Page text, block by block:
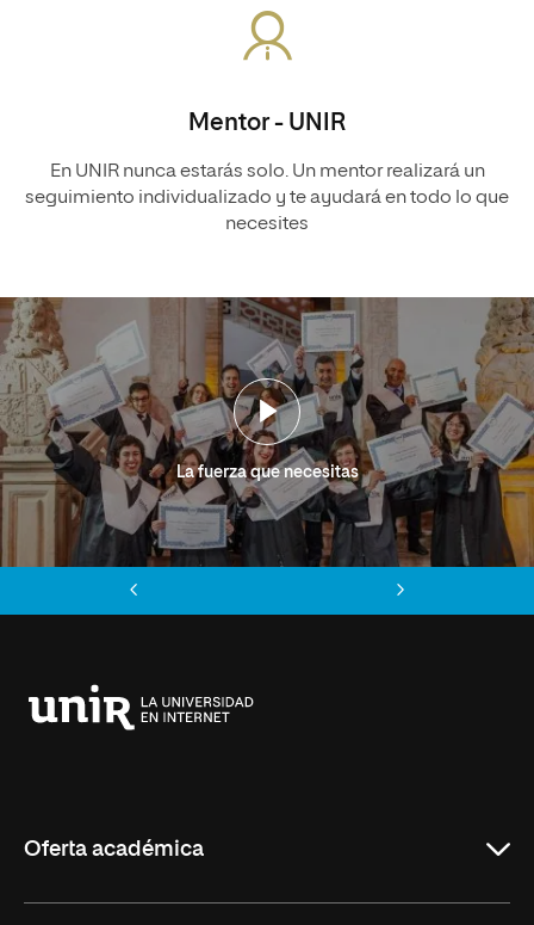
Mentor - UNIR
En UNIR nunca estarás solo. Un mentor realizará un
seguimiento individualizado y te ayudará en todo lo que
necesites
La fuerza que necesitas
Oferta académica